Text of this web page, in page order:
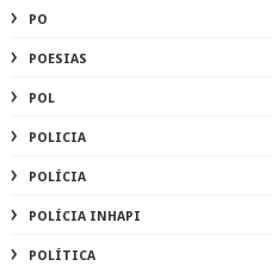
PO
POESIAS
POL
POLICIA
POLÍCIA
POLÍCIA INHAPI
POLÍTICA